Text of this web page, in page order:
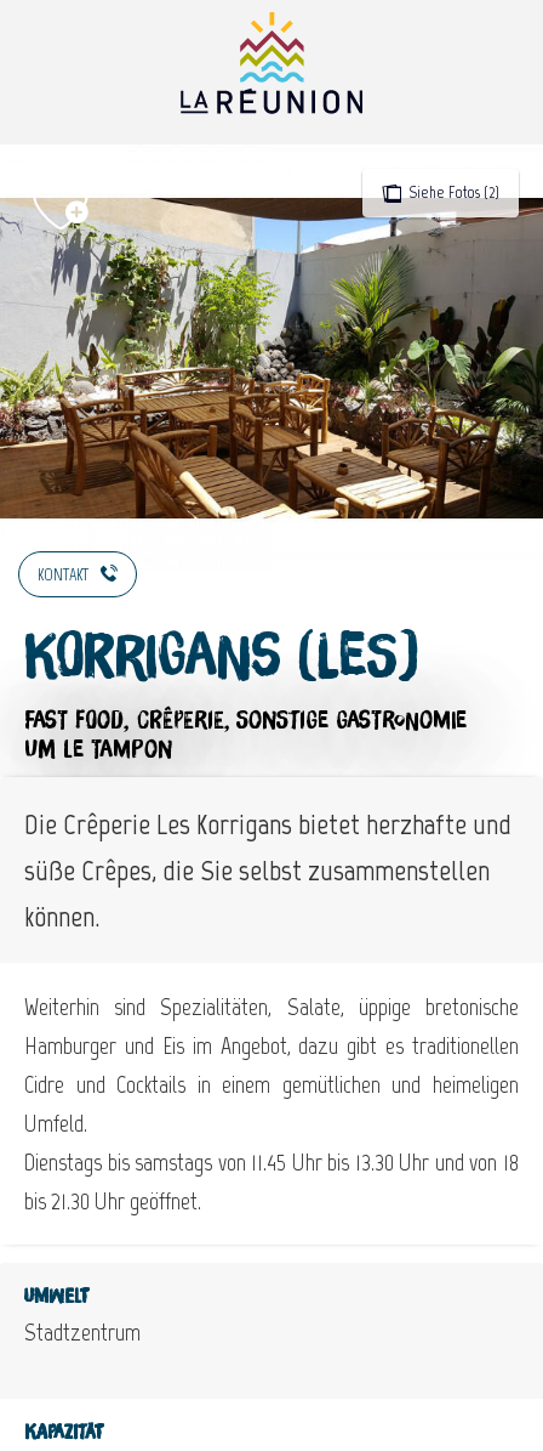
Siehe Fotos (2)
KONTAKT
Korrigans (Les)
FAST FOOD, CRÊPERIE, SONSTIGE GASTRONOMIE
UM LE TAMPON
Die Crêperie Les Korrigans bietet herzhafte und
süße Crêpes, die Sie selbst zusammenstellen
können.
Weiterhin sind Spezialitäten, Salate, üppige bretonische
Hamburger und Eis im Angebot, dazu gibt es traditionellen
Cidre und Cocktails in einem gemütlichen und heimeligen
Umfeld.
Dienstags bis samstags von 11.45 Uhr bis 13.30 Uhr und von 18
bis 21.30 Uhr geöffnet.
Umwelt
Stadtzentrum
Kapazität